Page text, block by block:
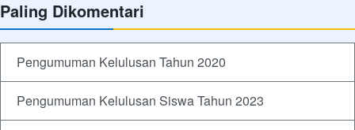
Paling Dikomentari
Pengumuman Kelulusan Tahun 2020
Pengumuman Kelulusan Siswa Tahun 2023